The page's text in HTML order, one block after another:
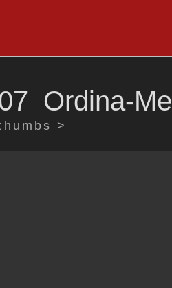
Ordina-
>